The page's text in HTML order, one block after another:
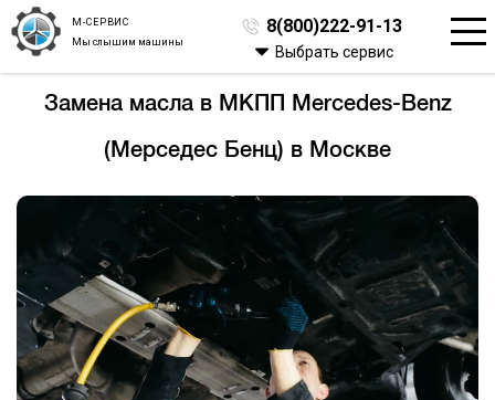
М-СЕРВИС
Мы слышим машины
8(800)222-91-13
Выбрать сервис
Замена масла в МКПП Mercedes-Benz
(Мерседес Бенц) в Москве